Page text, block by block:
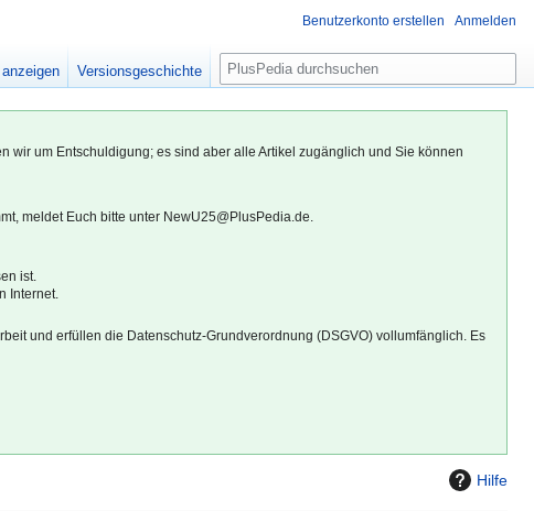
wir um Entschuldigung; es sind aber alle Artikel zugänglich und Sie können
meldet Euch bitte unter NewU25@PlusPedia.de.
ist.
Internet.
und erfüllen die Datenschutz-Grundverordnung (DSGVO) vollumfänglich. Es
Hilfe
Benutzerkonto erstellen Anmelden
Versionsgeschichte
S
u
c
e